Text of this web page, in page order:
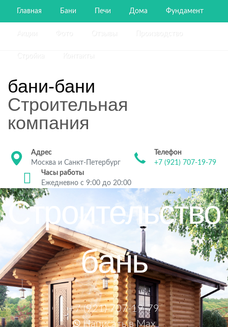
Главная Бани Печи Дома Фундамент
бани-бани
Строительная
компания
Адрес
Москва и Санкт-Петербург
Телефон
+7 (921) 707-19-79
Часы работы
Ежедневно с 9:00 до 20:00
Строительство
бань
+7 (921) 707-19-79
Написать в Max